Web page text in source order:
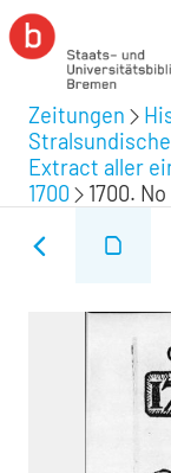
Zeitungen
Extract aller
1700
1700. No